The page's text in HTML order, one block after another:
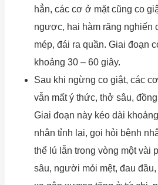
hẳn, các cơ ở mặt cũng co
ngược, hai hàm răng nghiến
mép, đái ra quần. Giai đoạn
khoảng 30 – 60 giây.
Sau khi ngừng co giật, các
vẫn mất ý thức, thở sâu,
Giai đoạn này kéo dài
nhân tỉnh lại, gọi hỏi bệnh
thể lú lẫn trong vòng một vài
sâu, người mỏi mệt, đau